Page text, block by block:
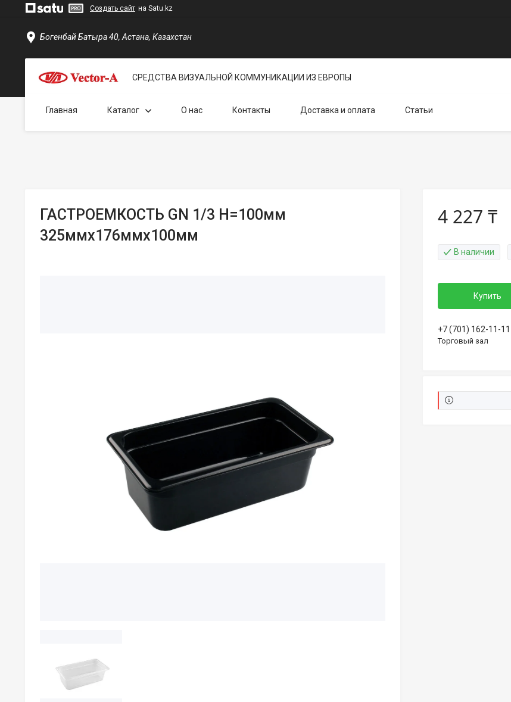
Создать сайт на Satu.kz
Богенбай Батыра 40, Астана, Казахстан
СРЕДСТВА ВИЗУАЛЬНОЙ КОММУНИКАЦИИ ИЗ ЕВРОПЫ
Главная Каталог О нас Контакты Доставка и оплата Статьи
ГАСТРОЕМКОСТЬ GN 1/3 H=100мм
325ммх176ммх100мм
4 227 ₸
В наличии
Купить
+7 (701) 162-11-11
Торговый зал